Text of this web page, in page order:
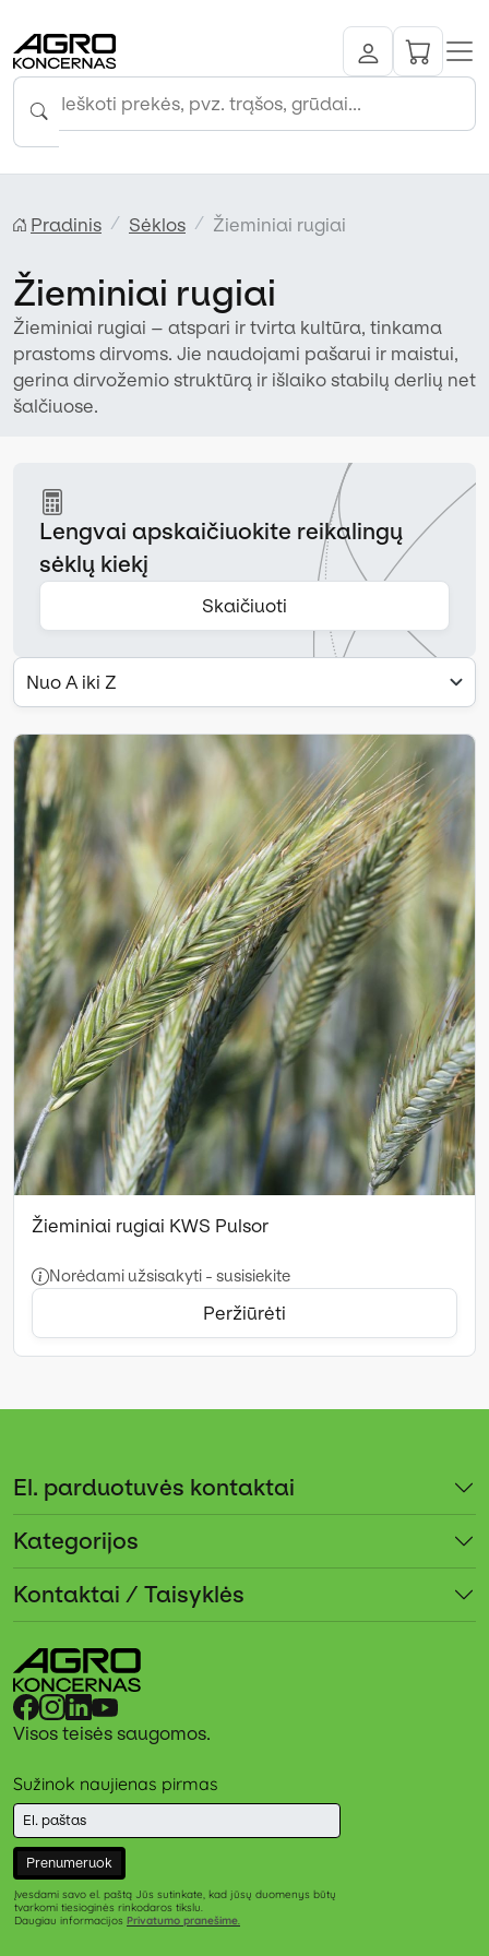
Pradinis Sėklos Žieminiai rugiai
Žieminiai rugiai
Žieminiai rugiai – atspari ir tvirta kultūra, tinkama
prastoms dirvoms. Jie naudojami pašarui ir maistui,
gerina dirvožemio struktūrą ir išlaiko stabilų derlių net
šalčiuose.
Lengvai apskaičiuokite reikalingų
sėklų kiekį
Skaičiuoti
Nuo A iki Z
Žieminiai rugiai KWS Pulsor
Norėdami užsisakyti - susisiekite
Peržiūrėti
El. parduotuvės kontaktai
Kategorijos
Kontaktai / Taisyklės
Visos teisės saugomos.
Sužinok naujienas pirmas
Prenumeruok
Įvesdami savo el. paštą Jūs sutinkate, kad jūsų duomenys būtų
tvarkomi tiesioginės rinkodaros tikslu.
Daugiau informacijos Privatumo pranešime.